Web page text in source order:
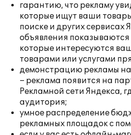
гарантию, что рекламу
которые ищут ваши товары
поиске и других сервисах
объявления показываются
которые интересуются
товарами или услугами
демонстрацию рекламы
– реклама появится на
Рекламной сети Яндекса,
аудитория;
умное распределение
рекламных площадок с